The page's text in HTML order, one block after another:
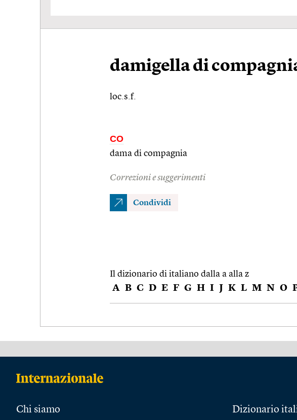
damigella di
loc.s.f.
CO
dama di compagnia
Correzioni e suggerimenti
Condividi
Il dizionario di italiano dalla a alla z
A B C D E F G H I J K L M N O
Chi siamo Dizionario